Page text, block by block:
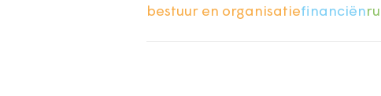
bestuur en organisatiefinanciën